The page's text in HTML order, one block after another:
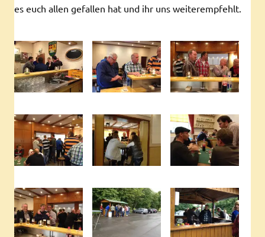
es euch allen gefallen hat und ihr uns weiterempfehlt.